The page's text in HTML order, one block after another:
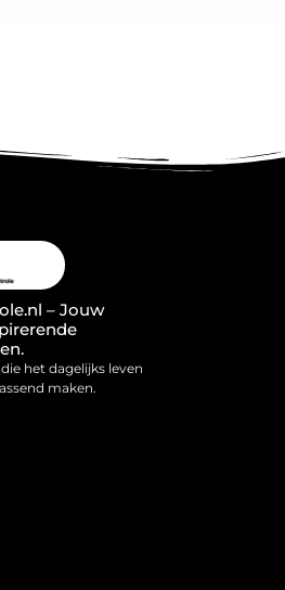
– Jouw
het dagelijks leven
maken.